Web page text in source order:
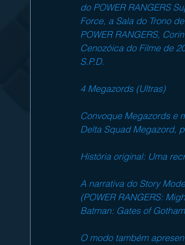
do POWER RANGERS
Force, a Sala do Trono
POWER RANGERS,
Cenozóica do Filme de
S.P.D.
4 Megazords (Ultras)
Convoque Megazords e
Delta Squad Megazord,
História original: Uma
A narrativa do Story
(POWER RANGERS:
Batman: Gates of
O modo também